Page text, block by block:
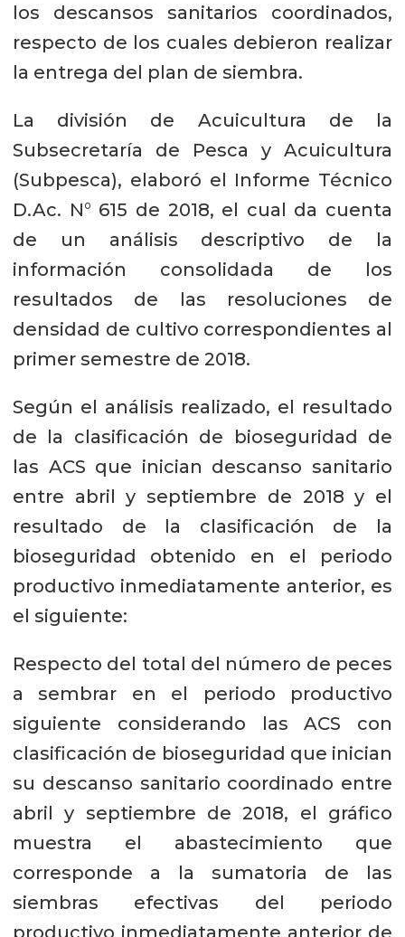
los descansos sanitarios coordinados,
respecto de los cuales debieron realizar
la entrega del plan de siembra.
La división de Acuicultura de la
Subsecretaría de Pesca y Acuicultura
(Subpesca), elaboró el Informe Técnico
D.Ac. N° 615 de 2018, el cual da cuenta
de un análisis descriptivo de la
información consolidada de los
resultados de las resoluciones de
densidad de cultivo correspondientes al
primer semestre de 2018.
Según el análisis realizado, el resultado
de la clasificación de bioseguridad de
las ACS que inician descanso sanitario
entre abril y septiembre de 2018 y el
resultado de la clasificación de la
bioseguridad obtenido en el periodo
productivo inmediatamente anterior, es
el siguiente:
Respecto del total del número de peces
a sembrar en el periodo productivo
siguiente considerando las ACS con
clasificación de bioseguridad que inician
su descanso sanitario coordinado entre
abril y septiembre de 2018, el gráfico
muestra el abastecimiento que
corresponde a la sumatoria de las
siembras efectivas del periodo
productivo inmediatamente anterior de